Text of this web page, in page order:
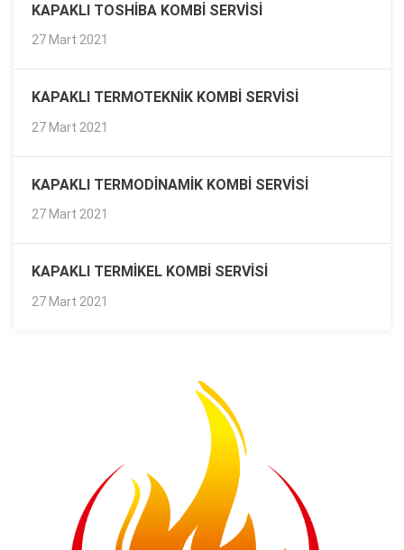
KAPAKLI TOSHIBA KOMBI SERVISI
27 Mart 2021
KAPAKLI TERMOTEKNIK KOMBI SERVISI
27 Mart 2021
KAPAKLI TERMODINAMIK KOMBI SERVISI
27 Mart 2021
KAPAKLI TERMIKEL KOMBI SERVISI
27 Mart 2021